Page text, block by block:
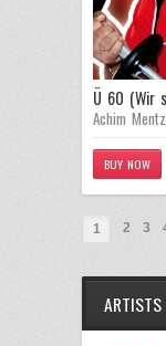
Ü 60 (Wir
Achim
BUY NOW
1 2 3
ARTISTS